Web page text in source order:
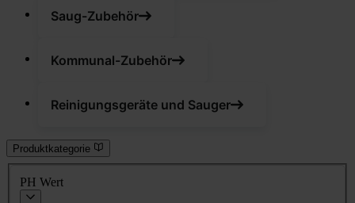
Saug-Zubehör
Kommunal-Zubehör
Reinigungsgeräte und Sauger
Produktkategorie
PH Wert